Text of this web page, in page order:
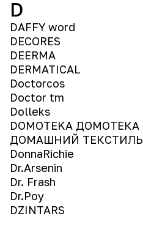
D
DAFFY word
DECORES
DEERMA
DERMATICAL
Doctorcos
Doctor tm
Dolleks
DOMOTEKA ДОМОТЕКА
ДОМАШНИЙ ТЕКСТИЛЬ
DonnaRichie
Dr.Arsenin
Dr. Frash
Dr.Рoy
DZINTARS